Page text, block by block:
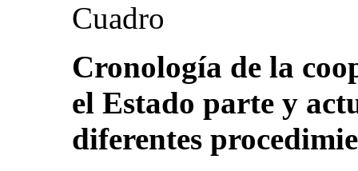
Cuadro
Cronología de la
el Estado parte y
diferentes